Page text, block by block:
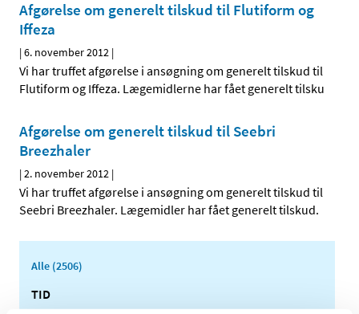
Afgørelse om generelt tilskud til Flutiform og
Iffeza
|6. november 2012 |
Vi har truffet afgørelse i ansøgning om generelt tilskud til
Flutiform og Iffeza. Lægemidlerne har fået generelt tilsku
Afgørelse om generelt tilskud til Seebri
Breezhaler
|2. november 2012 |
Vi har truffet afgørelse i ansøgning om generelt tilskud til
Seebri Breezhaler. Lægemidler har fået generelt tilskud.
Alle (2506)
TID